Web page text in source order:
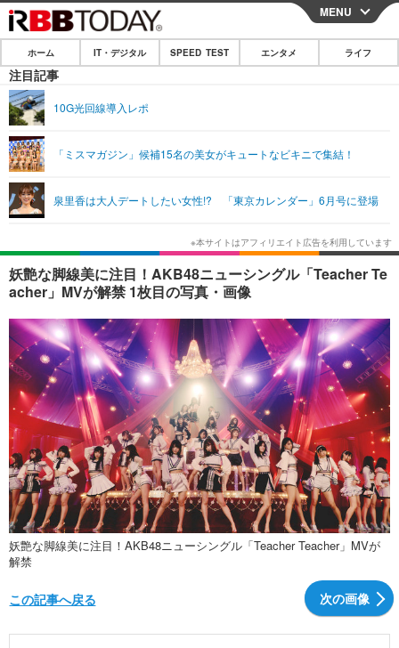
CLOSE
ホーム
IT・デジタル
ショッピング その他
SPEED TEST
エンタメ
エンタメTOP 映画・ドラマ
韓国・芸能
音楽 スポーツ
ショッピング その他
ライフ
ライフTOP グルメ
ペット ショッピング
その他
リリース一覧
プッシュ通知の停止方法
MENU
ホーム IT・デジタル SPEED TEST エンタメ ライフ
注目記事
10G光回線導入レポ
「ミスマガジン」候補15名の美女がキュートなビキニで集結！
泉里香は大人デートしたい女性!? 「東京カレンダー」6月号に登場
妖艶な脚線美に注目！AKB48ニューシングル「Teacher Te
acher」MVが解禁 1枚目の写真・画像
妖艶な脚線美に注目！AKB48ニューシングル「Teacher Teacher」MVが
解禁
次の画像
この記事へ戻る